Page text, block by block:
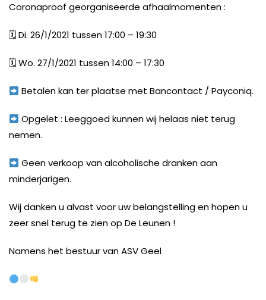
Coronaproof georganiseerde afhaalmomenten :
🗓Di. 26/1/2021 tussen 17:00 – 19:30
🗓Wo. 27/1/2021 tussen 14:00 – 17:30
Betalen kan ter plaatse met Bancontact / Payconiq.
Opgelet : Leeggoed kunnen wij helaas niet terug
nemen.
Geen verkoop van alcoholische dranken aan
minderjarigen.
Wij danken u alvast voor uw belangstelling en hopen u
zeer snel terug te zien op De Leunen !
Namens het bestuur van ASV Geel